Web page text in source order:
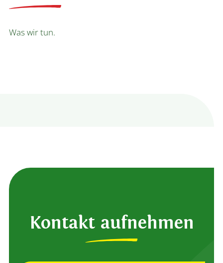
Was wir tun.
Kontakt aufnehmen